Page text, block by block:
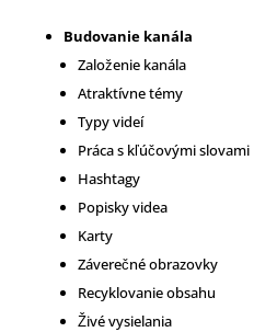
Budovanie kanála
Založenie kanála
Atraktívne témy
Typy videí
Práca s kľúčovými slovami
Hashtagy
Popisky videa
Karty
Záverečné obrazovky
Recyklovanie obsahu
Živé vysielania